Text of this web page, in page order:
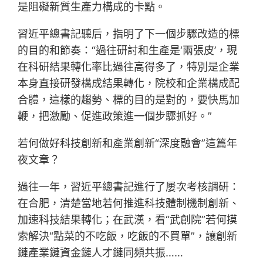
是阻礙新質生產力構成的卡點。
習近平總書記聽后，指明了下一個步驟改造的標
的目的和節奏：“過往研討和生產是‘兩張皮’，現
在科研結果轉化率比過往高得多了，特別是企業
本身直接研發構成結果轉化，院校和企業構成配
合體，這樣的趨勢、標的目的是對的，要快馬加
鞭，把激勵、促進政策進一個步驟抓好。”
若何做好科技創新和產業創新“深度融會”這篇年
夜文章？
過往一年，習近平總書記進行了屢次考核調研：
在合肥，清楚當地若何推進科技體制機制創新、
加速科技結果轉化；在武漢，看“武創院”若何摸
索解決“點菜的不吃飯，吃飯的不買單”，讓創新
鏈產業鏈資金鏈人才鏈同頻共振……